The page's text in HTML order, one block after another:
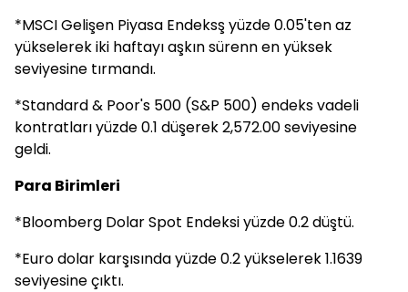
*MSCI Gelişen Piyasa Endeksş yüzde 0.05'ten az
yükselerek iki haftayı aşkın sürenn en yüksek
seviyesine tırmandı.
*Standard & Poor's 500 (S&P 500) endeks vadeli
kontratları yüzde 0.1 düşerek 2,572.00 seviyesine
geldi.
Para Birimleri
*Bloomberg Dolar Spot Endeksi yüzde 0.2 düştü.
*Euro dolar karşısında yüzde 0.2 yükselerek 1.1639
seviyesine çıktı.